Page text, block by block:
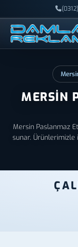
MERSIN
Mersin Paslanmaz
sunar. Ürünlerimizle